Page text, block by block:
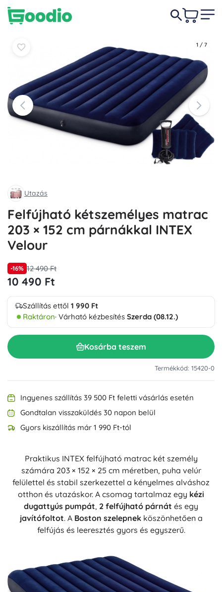
1 / 7
Utazás
Felfújható kétszemélyes matrac
203 × 152 cm párnákkal INTEX
Velour
-16% 12 490 Ft
10 490 Ft
Szállítás ettől 1 990 Ft
Raktáron· Várható kézbesítés Szerda (08.12.)
Kosárba teszem
Termékkód: 15420-0
Ingyenes szállítás 39 500 Ft feletti vásárlás esetén
Gondtalan visszaküldés 30 napon belül
Gyors kiszállítás már 1 990 Ft-tól
Praktikus INTEX felfújható matrac két személy
számára 203 × 152 × 25 cm méretben, puha velúr
felülettel és stabil szerkezettel a kényelmes alváshoz
otthon és utazáskor. A csomag tartalmaz egy kézi
dugattyús pumpát, 2 felfújható párnát és egy
javítófoltot. A Boston szelepnekköszönhetően a
felfújás és leeresztés gyors és egyszerű.
-16% 12 490 Ft
Kosárba